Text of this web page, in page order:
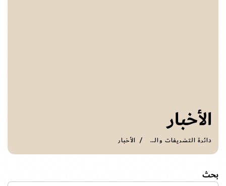
الأخبار
دائرة التشريفات والضيافة الأخبار
بحث